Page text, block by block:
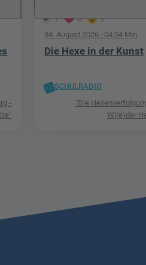
-
1 0 0
04. August 2026· 04:54 Min
Die Hexe in der Kunst
SCHULRADIO
"Die
Wi(e)der